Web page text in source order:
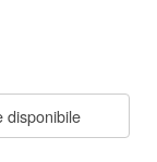
disponibile